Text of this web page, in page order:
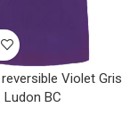
Violet Gris
Ludon BC